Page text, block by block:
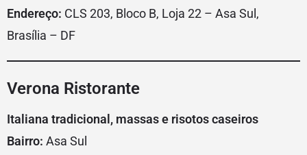
Endereço: CLS 203, Bloco B, Loja 22 – Asa Sul,
Brasília – DF
Verona Ristorante
Italiana tradicional, massas e risotos caseiros
Bairro: Asa Sul